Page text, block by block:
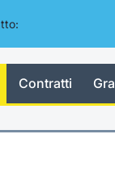
Contratti